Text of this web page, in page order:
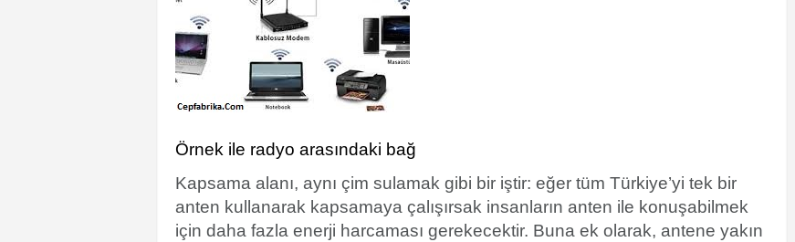
Örnek ile radyo arasındaki bağ
Kapsama alanı, aynı çim sulamak gibi bir iştir: eğer tüm Türkiye’yi tek bir
anten kullanarak kapsamaya çalışırsak insanların anten ile konuşabilmek
için daha fazla enerji harcaması gerekecektir. Buna ek olarak, antene yakın